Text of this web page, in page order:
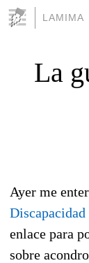
LAMIMA
La
Ayer me
Discapacidad
enlace para
sobre